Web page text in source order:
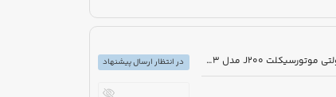
مزایده دولتی موتورسیکلت J200 مدل 1403 رنگ بادمجانی
در انتظار ارسال پیشنهاد